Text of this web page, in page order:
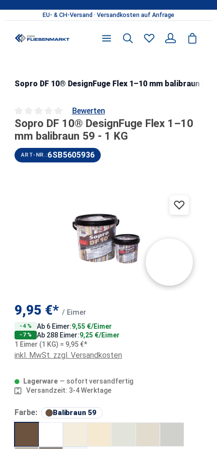
Zum Hauptinhalt springen
Sopro DF 10® DesignFuge Flex 1–10 mm balibraun 59 -
Durchschnittliche Bewertung von 0 von 5 Sternen
Bewerten
Sopro DF 10® DesignFuge Flex 1–10
mm balibraun 59 - 1 KG
ART-NR.:6SB5605936
9,95 €* / Eimer
−4 % Ab 6 Eimer:9,55 €/Eimer
−7 % Ab 288 Eimer:9,25 €/Eimer
1 Eimer (1 KG) = 9,95 €*
inkl. MwSt. zzgl. Versandkosten
Lagerware — sofort versandfertig
Versandzeit: 3-4 Werktage
Farbe: Balibraun 59 auswählen